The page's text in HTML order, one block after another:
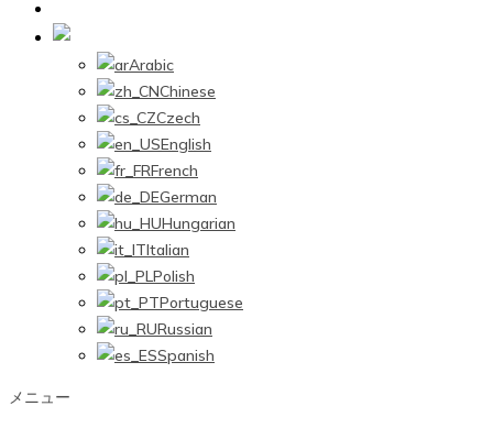
Arabic
Chinese
Czech
English
French
German
Hungarian
Italian
Polish
Portuguese
Russian
Spanish
メニュー